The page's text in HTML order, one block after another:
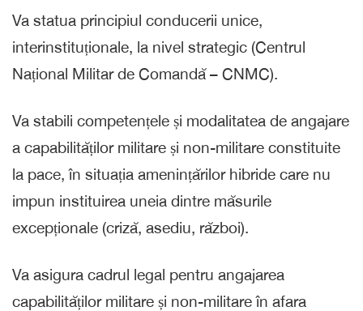
Va statua principiul conducerii unice,
interinstituționale, la nivel strategic (Centrul
Național Militar de Comandă – CNMC).
Va stabili competențele și modalitatea de angajare
a capabilităților militare și non-militare constituite
la pace, în situația amenințărilor hibride care nu
impun instituirea uneia dintre măsurile
excepționale (criză, asediu, război).
Va asigura cadrul legal pentru angajarea
capabilităților militare și non-militare în afara